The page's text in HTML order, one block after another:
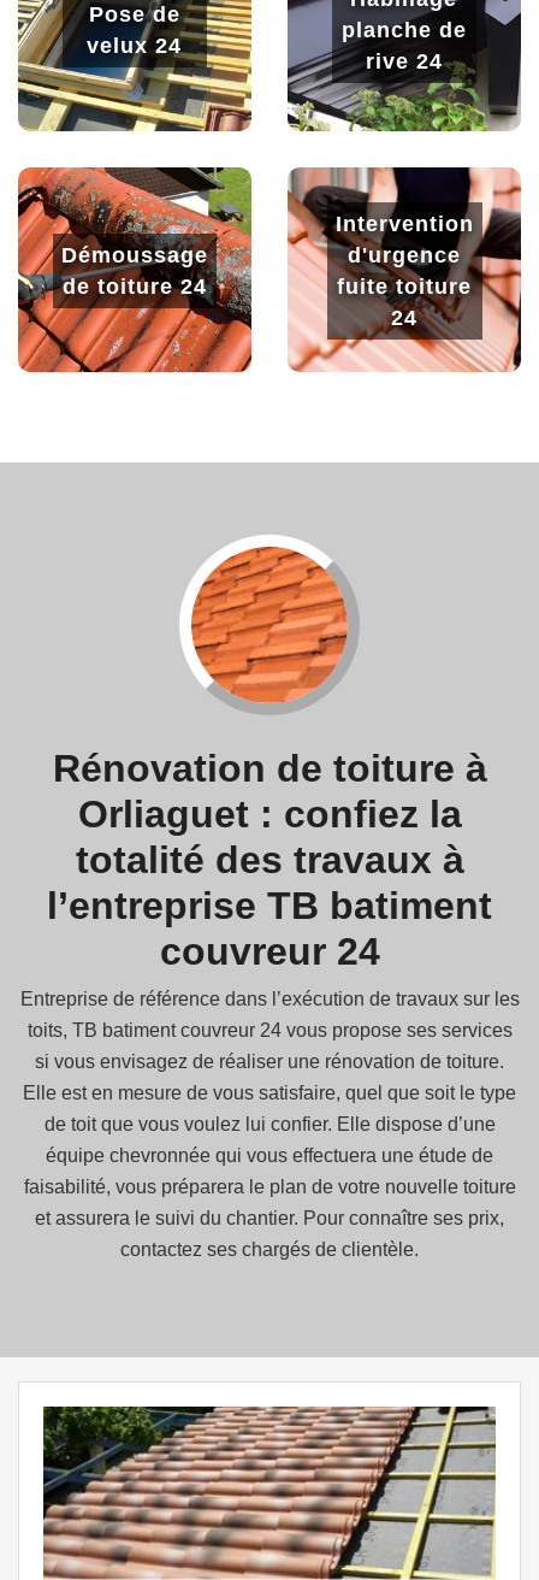
Pose de
velux 24
planche de
rive 24
Démoussage
de toiture 24
Intervention
d'urgence
fuite toiture
24
Rénovation de toiture à
Orliaguet : confiez la
totalité des travaux à
l’entreprise TB batiment
couvreur 24
Entreprise de référence dans l’exécution de travaux sur les
toits, TB batiment couvreur 24 vous propose ses services
si vous envisagez de réaliser une rénovation de toiture.
Elle est en mesure de vous satisfaire, quel que soit le type
de toit que vous voulez lui confier. Elle dispose d’une
équipe chevronnée qui vous effectuera une étude de
faisabilité, vous préparera le plan de votre nouvelle toiture
et assurera le suivi du chantier. Pour connaître ses prix,
contactez ses chargés de clientèle.